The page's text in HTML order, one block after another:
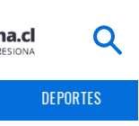
DEPORTES